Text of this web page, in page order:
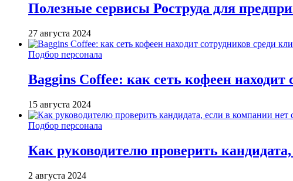
Полезные сервисы Роструда для
27 августа 2024
Подбор персонала
Baggins Coffee: как сеть кофеен находит
15 августа 2024
Подбор персонала
Как руководителю проверить
2 августа 2024